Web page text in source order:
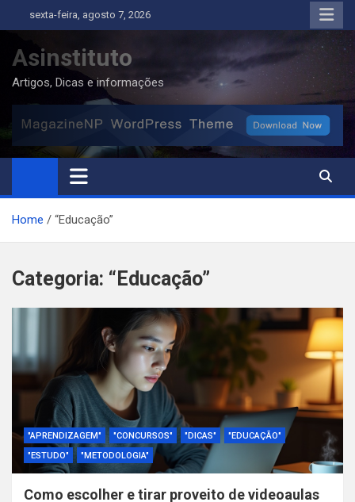
to
content
sexta-feira, agosto 7, 2026
Asinstituto
Artigos, Dicas e informações
Home “Educação”
Categoria: “Educação”
"APRENDIZAGEM" "CONCURSOS" "DICAS"
"EDUCAÇÃO"
"ESTUDO"
"METODOLOGIA"
Como escolher e tirar proveito de videoaulas